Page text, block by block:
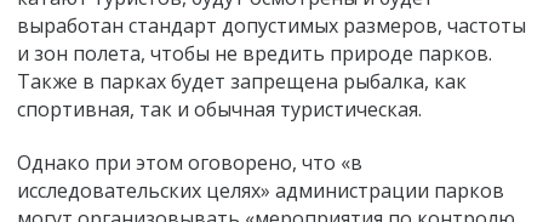
выработан стандарт допустимых размеров, частоты
и зон полета, чтобы не вредить природе парков.
Также в парках будет запрещена рыбалка, как
спортивная, так и обычная туристическая.
Однако при этом оговорено, что «в
исследовательских целях» администрации парков